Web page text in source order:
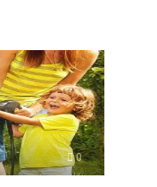
0